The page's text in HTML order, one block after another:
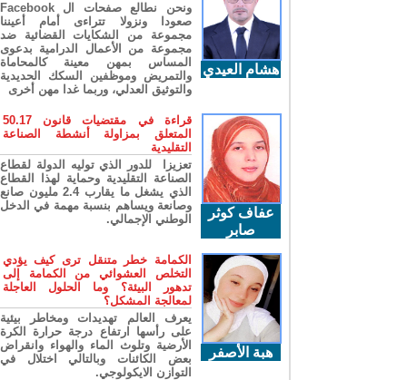
هشام العيدي
ونحن نطالع صفحات ال Facebook
صعودا ونزولا تتراءى أمام أعيننا
مجموعة من الشكايات القضائية ضد
مجموعة من الأعمال الدرامية بدعوى
المساس بمهن معينة كالمحاماة
والتمريض وموظفين السكك الحديدية
والتوثيق العدلي، وربما غدا مهن أخرى
عفاف كوثر
صابر
قراءة في مقتضيات قانون 50.17
المتعلق بمزاولة أنشطة الصناعة
التقليدية
تعزيزا للدور الذي توليه الدولة لقطاع
الصناعة التقليدية وحماية لهذا القطاع
الذي يشغل ما يقارب 2.4 مليون صانع
وصانعة ويساهم بنسبة مهمة في الدخل
الوطني الإجمالي.
هبة الأصفر
الكمامة خطر متنقل ترى كيف يؤدي
التخلص العشوائي من الكمامة إلى
تدهور البيئة؟ وما الحلول العاجلة
لمعالجة المشكل؟
يعرف العالم تهديدات ومخاطر بيئية
على رأسها ارتفاع درجة حرارة الكرة
الأرضية وتلوث الماء والهواء وانقراض
بعض الكائنات وبالتالي اختلال في
التوازن الايكولوجي.